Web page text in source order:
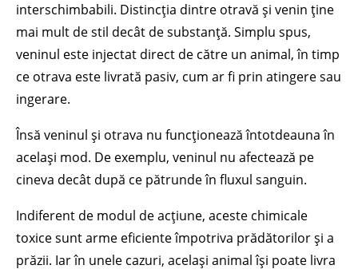
interschimbabili. Distincția dintre otravă și venin ține
mai mult de stil decât de substanță. Simplu spus,
veninul este injectat direct de către un animal, în timp
ce otrava este livrată pasiv, cum ar fi prin atingere sau
ingerare.
Însă veninul și otrava nu funcționează întotdeauna în
același mod. De exemplu, veninul nu afectează pe
cineva decât după ce pătrunde în fluxul sanguin.
Indiferent de modul de acțiune, aceste chimicale
toxice sunt arme eficiente împotriva prădătorilor și a
prăzii. Iar în unele cazuri, același animal își poate livra